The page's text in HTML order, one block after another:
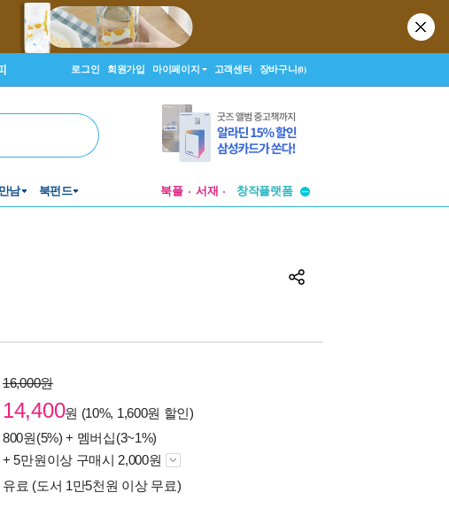
로그인 회원가입 마이페이지 고객센터 장바구니(0)
남 북펀드 북플 서재
투비컨티뉴드
투비컨티뉴드
16,000원
14,400원 (10%, 1,600원 할인)
800원(5%) + 멤버십(3~1%)
+ 5만원이상 구매시 2,000원
유료 (도서 1만5천원 이상 무료)